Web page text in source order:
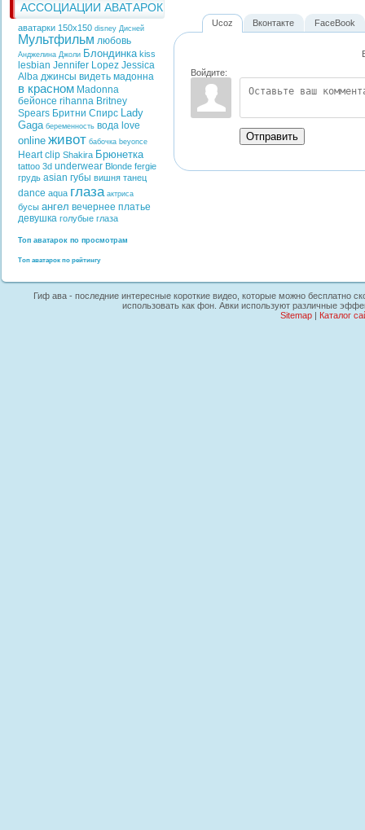
АССОЦИАЦИИ АВАТАРОК
аватарки 150х150 disney Дисней
Мультфильм любовь
Анджелина Джоли Блондинка kiss
lesbian Jennifer Lopez Jessica
Alba джинсы видеть мадонна
в красном Madonna
бейонсе rihanna Britney
Spears Бритни Спирс Lady
Gaga беременность вода love
online живот бабочка beyonce
Heart clip Shakira Брюнетка
tattoo 3d underwear Blonde fergie
грудь asian губы вишня танец
dance aqua глаза актриса
бусы ангел вечернее платье
девушка голубые глаза
Топ аватарок по просмотрам
Топ аватарок по рейтингу
Ucoz
Войдите:
Отправить
Вконтакте FaceBook
Гиф ава - последние интересные короткие видео, которые можно бесплатно
использовать как фон. Авки используют различные
Sitemap| Каталог